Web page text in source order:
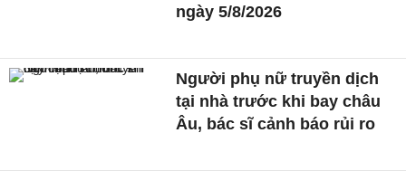
ngày 5/8/2026
Người phụ nữ truyền dịch
tại nhà trước khi bay châu
Âu, bác sĩ cảnh báo rủi ro